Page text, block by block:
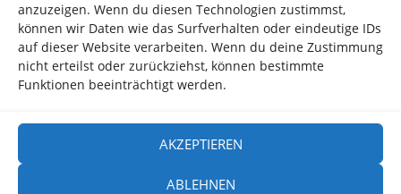
anzuzeigen. Wenn du diesen Technologien zustimmst,
können wir Daten wie das Surfverhalten oder eindeutige IDs
auf dieser Website verarbeiten. Wenn du deine Zustimmung
nicht erteilst oder zurückziehst, können bestimmte
Funktionen beeinträchtigt werden.
AKZEPTIEREN
ABLEHNEN